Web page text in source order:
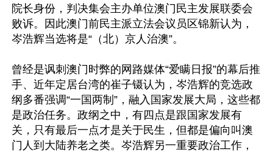
院长身份，判决集会主办单位澳门民主发展联委会
败诉。因此澳门前民主派立法会议员区锦新认为，
岑浩辉当选将是“（北）京人治澳”。
曾经是讽刺澳门时弊的网路媒体“爱瞒日报”的幕后推
手、近年定居台湾的崔子镊认为，岑浩辉的竞选政
纲多番强调“一国两制”，融入国家发展大局，这些都
是政治任务。政纲之中，有四点是跟国家发展有
关，只有最后一点才是关于民生，但都是偏向叫澳
门人到大陆养老之类。岑浩辉另一重要政治工作，